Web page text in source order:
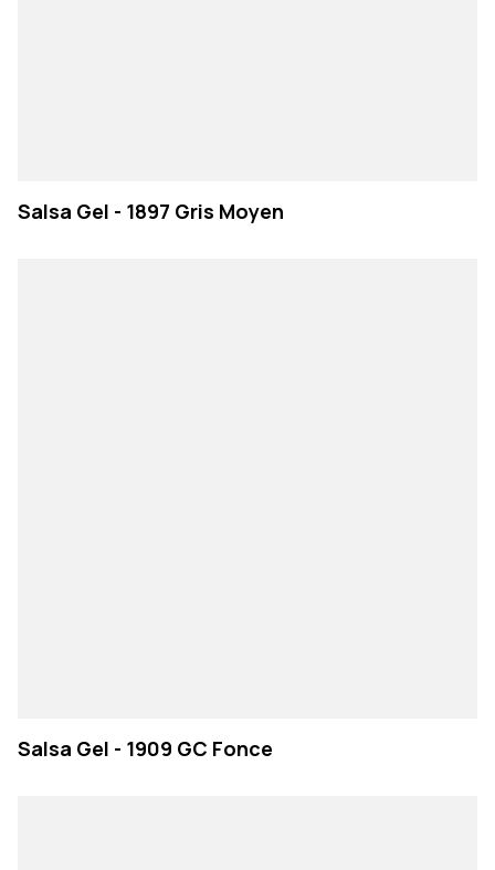
Salsa Gel - 1897 Gris Moyen
Salsa Gel - 1909 GC Fonce